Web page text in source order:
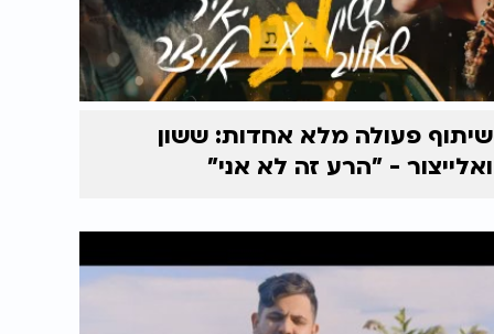
שיתוף פעולה מלא אחדות: ששון
ואלייצור - "הרע זה לא אני"